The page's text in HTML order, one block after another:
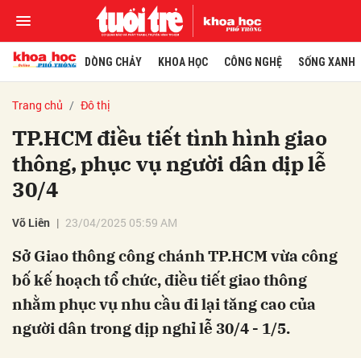
DÒNG CHẢY KHOA HỌC CÔNG NGHỆ SỐNG XANH
Trang chủ Đô thị
TP.HCM điều tiết tình hình giao
thông, phục vụ người dân dịp lễ
30/4
Võ Liên 23/04/2025 05:59 AM
Sở Giao thông công chánh TP.HCM vừa công
bố kế hoạch tổ chức, điều tiết giao thông
nhằm phục vụ nhu cầu đi lại tăng cao của
người dân trong dịp nghỉ lễ 30/4 - 1/5.